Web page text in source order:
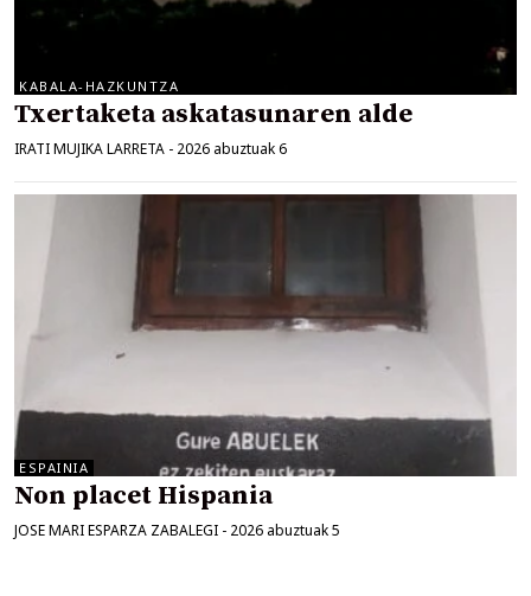
KABALA-HAZKUNTZA
Txertaketa askatasunaren alde
IRATI MUJIKA LARRETA - 2026 abuztuak 6
ESPAINIA
Non placet Hispania
JOSE MARI ESPARZA ZABALEGI - 2026 abuztuak 5